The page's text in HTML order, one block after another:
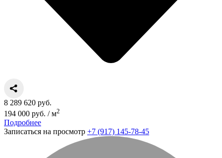
8 289 620 руб.
194 000 руб. / м2
Подробнее
Записаться на просмотр +7 (917) 145-78-45